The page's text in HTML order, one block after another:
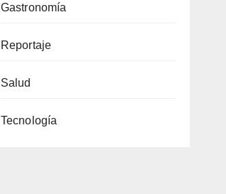
Gastronomía
Reportaje
Salud
Tecnología